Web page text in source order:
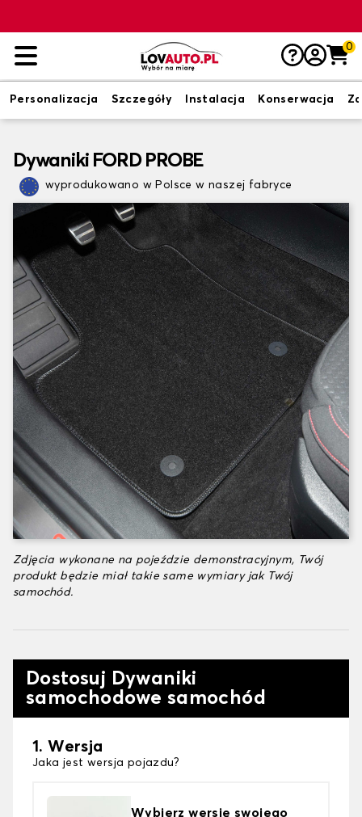
0
Personalizacja Szczegóły Instalacja Konserwacja
Dywaniki FORD PROBE
wyprodukowano w Polsce w naszej fabryce
Zdjęcia wykonane na pojeździe demonstracyjnym, Twój
produkt będzie miał takie same wymiary jak Twój
samochód.
Dostosuj Dywaniki
samochodowe samochód
1. Wersja
Jaka jest wersja pojazdu?
Wybierz wersję swojego